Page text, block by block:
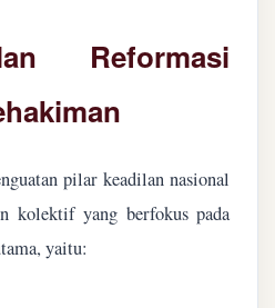
Reformasi
pilar keadilan nasional
kolektif yang berfokus pada
yaitu: